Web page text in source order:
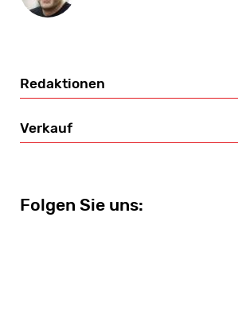
Redaktionen
Verkauf
Folgen Sie uns:
Folgen Sie uns: